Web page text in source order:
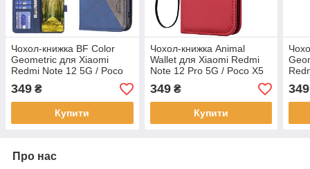
Чохол-книжка BF Color
Geometric для Xiaomi
Redmi Note 12 5G / Poco
X5 5G Blue
349 ₴
Купити
Чохол-книжка Animal
Wallet для Xiaomi Redmi
Note 12 Pro 5G / Poco X5
Pro 5G Cat
349₴
Купити
Blue
349
Про нас